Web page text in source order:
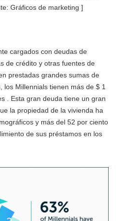
Gráficos de marketing ]
cargados con deudas de
de crédito y otras fuentes de
prestadas grandes sumas de
Millennials tienen más de $ 1
. Esta gran deuda tiene un gran
la propiedad de la vivienda ha
y más del 52 por ciento
de sus préstamos en los